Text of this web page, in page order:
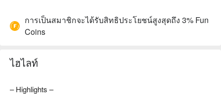
การเป็นสมาชิกจะได้รับสิทธิประโยชน์สูงสุดถึง 3% Fun
Coins
ไฮไลท์
– Highlights –